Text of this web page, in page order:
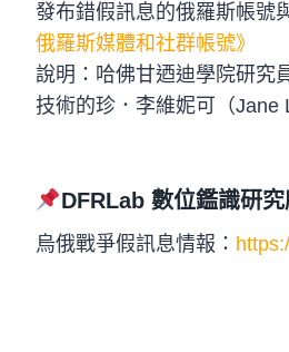
發布錯假訊息的俄羅斯帳號
俄羅斯媒體和社群帳號》
說明：哈佛甘迺迪學院研究
技術的珍．李維妮可（Jane
DFRLab 數位鑑識研究
烏俄戰爭假訊息情報：